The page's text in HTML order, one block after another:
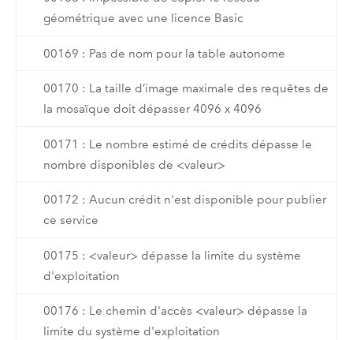
géométrique avec une licence Basic
00169 : Pas de nom pour la table autonome
00170 : La taille d’image maximale des requêtes de
la mosaïque doit dépasser 4096 x 4096
00171 : Le nombre estimé de crédits dépasse le
nombre disponibles de <valeur>
00172 : Aucun crédit n'est disponible pour publier
ce service
00175 : <valeur> dépasse la limite du système
d'exploitation
00176 : Le chemin d'accès <valeur> dépasse la
limite du système d'exploitation